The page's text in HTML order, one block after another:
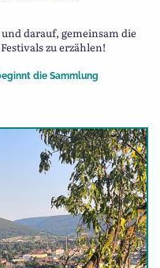
darauf, gemeinsam die
zu erzählen!
die Sammlung